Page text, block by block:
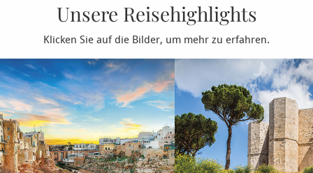
Unsere Reisehighlights
Klicken Sie auf die Bilder, um mehr zu erfahren.